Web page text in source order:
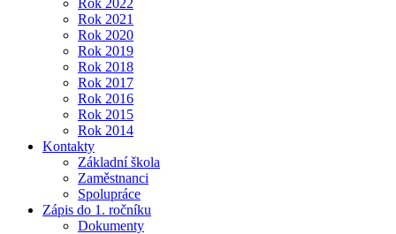
Rok 2022
Rok 2021
Rok 2020
Rok 2019
Rok 2018
Rok 2017
Rok 2016
Rok 2015
Rok 2014
Kontakty
Základní škola
Zaměstnanci
Spolupráce
Zápis do 1. ročníku
Dokumenty